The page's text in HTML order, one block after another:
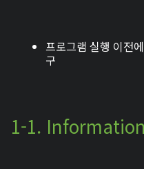
프로그램 실행 이전
구
1-1.